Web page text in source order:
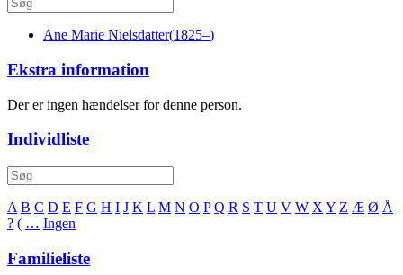
Ane Marie Nielsdatter(1825–)
Ekstra information
Der er ingen hændelser for denne person.
Individliste
A B C D E F G H I J K L M N O P Q R S T U V W X Y Z Æ Ø Å
? ( … Ingen
Familieliste